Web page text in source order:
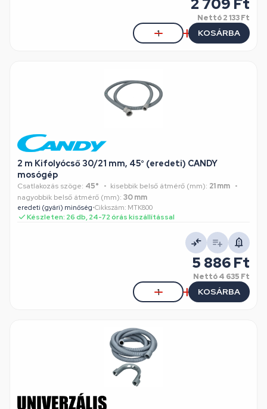
2 709 Ft
Nettó2 133 Ft
KOSÁRBA
2 m Kifolyócső 30/21 mm, 45° (eredeti) CANDY
mosógép
Csatlakozás szöge: 45° kisebbik belső átmérő (mm): 21 mm
nagyobbik belső átmérő (mm): 30 mm
eredeti (gyári) minőség•Cikkszám: MTK800
Készleten: 26 db, 24-72 órás kiszállítással
5 886 Ft
Nettó4 635 Ft
KOSÁRBA